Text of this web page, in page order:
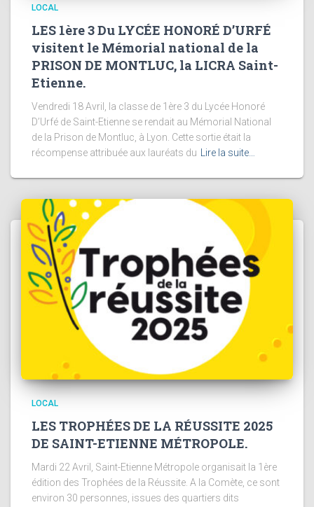
LOCAL
LES 1ère 3 Du LYCÉE HONORÉ D’URFÉ
visitent le Mémorial national de la
PRISON DE MONTLUC, la LICRA Saint-
Etienne.
Vendredi 18 Avril, la classe de 1ère 3 du Lycée Honoré
D’Urfé de Saint-Etienne se rendait au Mémorial National
de la Prison de Montluc, à Lyon. Cette sortie était la
récompense attribuée aux lauréats du
Lire la suite…
LOCAL
LES TROPHÉES DE LA RÉUSSITE 2025
DE SAINT-ETIENNE MÉTROPOLE.
Mardi 22 Avril, Saint-Etienne Métropole organisait la 1ère
édition des Trophées de la Réussite. A la Comète, ce sont
environ 30 personnes, issues des quartiers dits